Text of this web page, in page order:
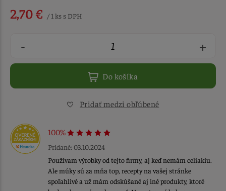
2,70 € / 1 ks s DPH
- +
Do košíka
Pridať medzi obľúbené
100%
Pridané: 03.10.2024
Používam výrobky od tejto firmy, aj keď nemám celiakiu.
Ale múky sú za mňa top, recepty na vašej stránke
spoľahlivé a už mám odskúšané aj iné produkty, ktoré